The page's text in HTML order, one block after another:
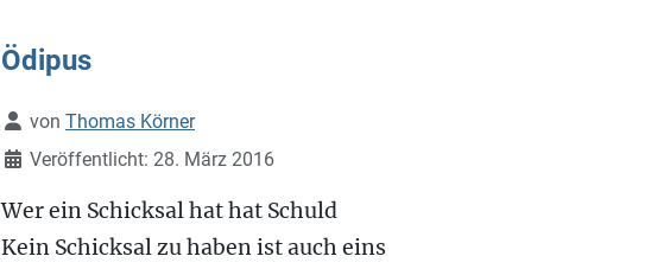
Ödipus
Details
von Thomas Körner
Veröffentlicht: 28. März 2016
Wer ein Schicksal hat hat Schuld
Kein Schicksal zu haben ist auch eins